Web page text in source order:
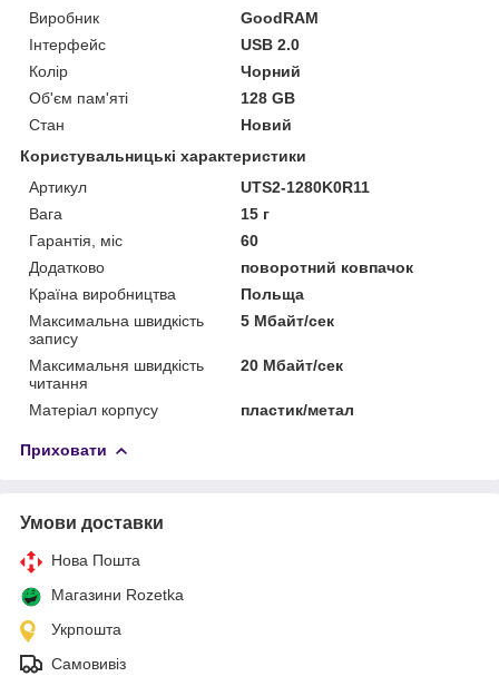
Виробник
GoodRAM
Інтерфейс
USB 2.0
Колір
Чорний
Об'єм пам'яті
128 GB
Стан
Новий
Користувальницькі характеристики
Артикул
UTS2-1280K0R11
Вага
15 г
Гарантія, міс
60
Додатково
поворотний ковпачок
Країна виробництва
Польща
Максимальна швидкість
запису
5 Мбайт/сек
Максимальня швидкість
читання
20 Мбайт/сек
Матеріал корпусу пластик/метал
Приховати
Умови доставки
Нова Пошта
Магазини Rozetka
Укрпошта
Самовивіз